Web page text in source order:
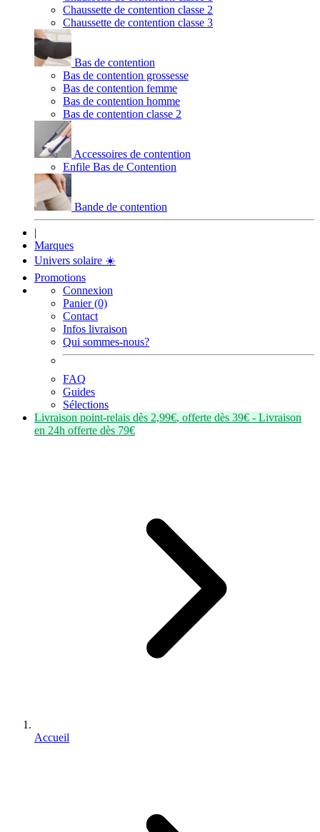
Chaussette de contention classe 2
Chaussette de contention classe 3
Bas de contention
Bas de contention grossesse
Bas de contention femme
Bas de contention homme
Bas de contention classe 2
Accessoires de contention
Enfile Bas de Contention
Bande de contention
|
Marques
Univers solaire ☀️
Promotions
Connexion
Panier (0)
Contact
Infos livraison
Qui sommes-nous?
FAQ
Guides
Sélections
Livraison point-relais dès 2,99€, offerte dès 39€ - Livraison
en 24h offerte dès 79€
Accueil